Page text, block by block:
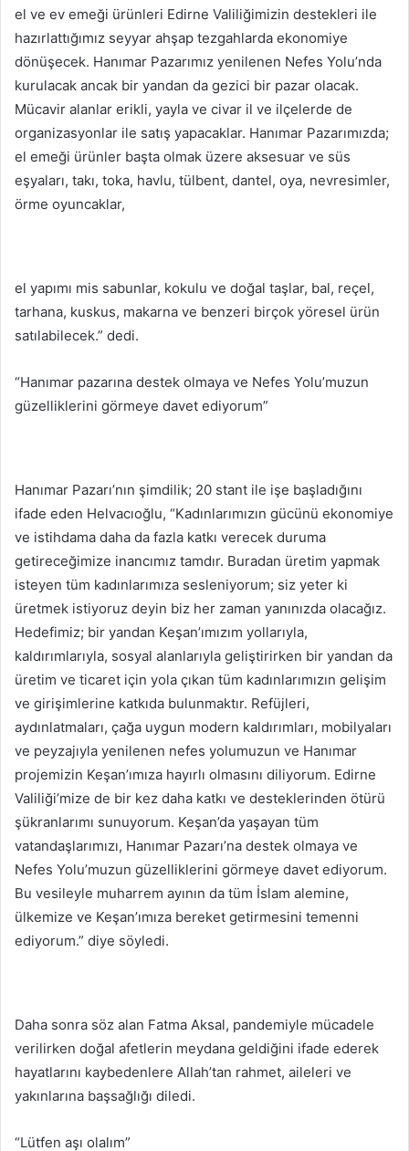
el ve ev emeği ürünleri Edirne Valiliğimizin destekleri ile
hazırlattığımız seyyar ahşap tezgahlarda ekonomiye
dönüşecek. Hanımar Pazarımız yenilenen Nefes Yolu’nda
kurulacak ancak bir yandan da gezici bir pazar olacak.
Mücavir alanlar erikli, yayla ve civar il ve ilçelerde de
organizasyonlar ile satış yapacaklar. Hanımar Pazarımızda;
el emeği ürünler başta olmak üzere aksesuar ve süs
eşyaları, takı, toka, havlu, tülbent, dantel, oya, nevresimler,
örme oyuncaklar,
el yapımı mis sabunlar, kokulu ve doğal taşlar, bal, reçel,
tarhana, kuskus, makarna ve benzeri birçok yöresel ürün
satılabilecek.” dedi.
“Hanımar pazarına destek olmaya ve Nefes Yolu’muzun
güzelliklerini görmeye davet ediyorum”
Hanımar Pazarı’nın şimdilik; 20 stant ile işe başladığını
ifade eden Helvacıoğlu, “Kadınlarımızın gücünü ekonomiye
ve istihdama daha da fazla katkı verecek duruma
getireceğimize inancımız tamdır. Buradan üretim yapmak
isteyen tüm kadınlarımıza sesleniyorum; siz yeter ki
üretmek istiyoruz deyin biz her zaman yanınızda olacağız.
Hedefimiz; bir yandan Keşan’ımızım yollarıyla,
kaldırımlarıyla, sosyal alanlarıyla geliştirirken bir yandan da
üretim ve ticaret için yola çıkan tüm kadınlarımızın gelişim
ve girişimlerine katkıda bulunmaktır. Refüjleri,
aydınlatmaları, çağa uygun modern kaldırımları, mobilyaları
ve peyzajıyla yenilenen nefes yolumuzun ve Hanımar
projemizin Keşan’ımıza hayırlı olmasını diliyorum. Edirne
Valiliği’mize de bir kez daha katkı ve desteklerinden ötürü
şükranlarımı sunuyorum. Keşan’da yaşayan tüm
vatandaşlarımızı, Hanımar Pazarı’na destek olmaya ve
Nefes Yolu’muzun güzelliklerini görmeye davet ediyorum.
Bu vesileyle muharrem ayının da tüm İslam alemine,
ülkemize ve Keşan’ımıza bereket getirmesini temenni
ediyorum.” diye söyledi.
Daha sonra söz alan Fatma Aksal, pandemiyle mücadele
verilirken doğal afetlerin meydana geldiğini ifade ederek
hayatlarını kaybedenlere Allah’tan rahmet, aileleri ve
yakınlarına başsağlığı diledi.
“Lütfen aşı olalım”